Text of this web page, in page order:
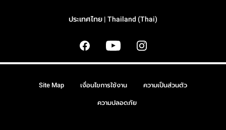
ประเทศไทย | Thailand (Thai)
Site Map เงื่อนไขการใช้งาน ความเป็นส่วนตัว
ความปลอดภัย